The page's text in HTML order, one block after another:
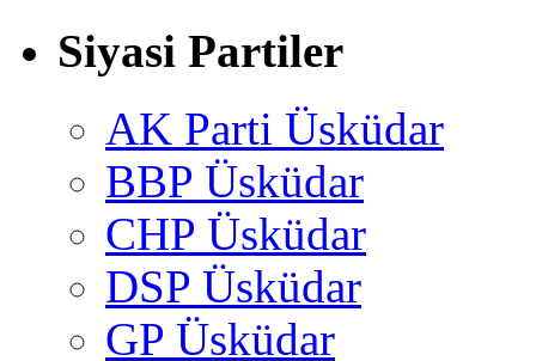
Siyasi Partiler
AK Parti Üsküdar
BBP Üsküdar
CHP Üsküdar
DSP Üsküdar
GP Üsküdar